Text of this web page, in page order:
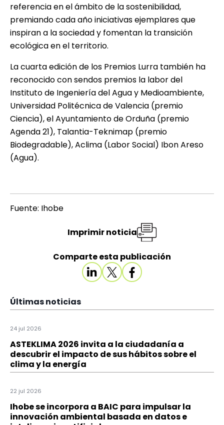
referencia en el ámbito de la sostenibilidad,
premiando cada año iniciativas ejemplares que
inspiran a la sociedad y fomentan la transición
ecológica en el territorio.
La cuarta edición de los Premios Lurra también ha
reconocido con sendos premios la labor del
Instituto de Ingeniería del Agua y Medioambiente,
Universidad Politécnica de Valencia (premio
Ciencia), el Ayuntamiento de Orduña (premio
Agenda 21), Talantia-Teknimap (premio
Biodegradable), Aclima (Labor Social) Ibon Areso
(Agua).
Fuente: Ihobe
Comparte esta publicación
Imprimir noticia
Últimas noticias
24 jul 2026
ASTEKLIMA 2026 invita a la ciudadanía a
descubrir el impacto de sus hábitos sobre el
clima y la energía
22 jul 2026
Ihobe se incorpora a BAIC para impulsar la
innovación ambiental basada en datos e